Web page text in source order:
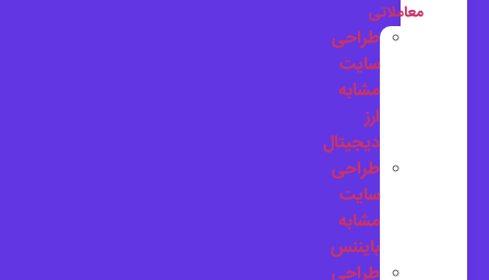
معاملاتی
طراحی
سایت
مشابه
ارز
دیجیتال
طراحی
سایت
مشابه
بایننس
طراحی